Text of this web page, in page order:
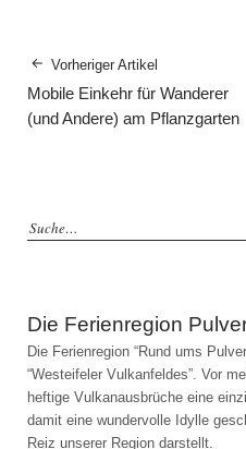
Vorheriger Artikel
Mobile Einkehr für Wanderer
(und Andere) am Pflanzgarten
Die Ferienregion
Die Ferienregion “Rund ums
“Westeifeler Vulkanfeldes”. Vor
heftige Vulkanausbrüche eine
damit eine wundervolle Idylle
Reiz unserer Region darstellt.